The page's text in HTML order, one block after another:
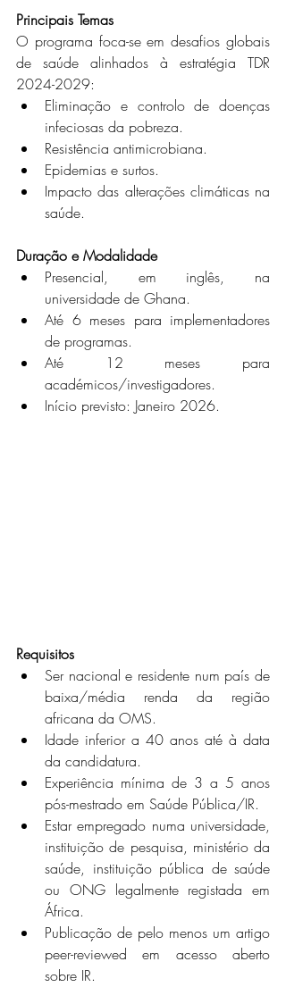
Principais Temas
O programa foca-se em desafios globais
de saúde alinhados à estratégia TDR
2024-2029:
Eliminação e controlo de doenças
infeciosas da pobreza.
Resistência antimicrobiana.
Epidemias e surtos.
Impacto das alterações climáticas na
saúde.
Duração e Modalidade
Presencial, em inglês, na
universidade de Ghana.
Até 6 meses para implementadores
de programas.
Até 12 meses para
académicos/investigadores.
Início previsto: Janeiro 2026.
Requisitos
Ser nacional e residente num país de
baixa/média renda da região
africana da OMS.
Idade inferior a 40 anos até à data
da candidatura.
Experiência mínima de 3 a 5 anos
pós-mestrado em Saúde Pública/IR.
Estar empregado numa universidade,
instituição de pesquisa, ministério da
saúde, instituição pública de saúde
ou ONG legalmente registada em
África.
Publicação de pelo menos um artigo
peer-reviewed em acesso aberto
sobre IR.